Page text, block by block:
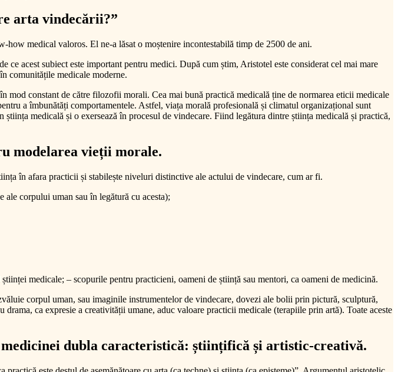
arta vindecării?”
medical valoros. El ne-a lăsat o moștenire incontestabilă timp de 2500 de ani.
acest subiect este important pentru medici. După cum știm, Aristotel este considerat cel mai mare
în comunitățile medicale moderne.
constant de către filozofii morali. Cea mai bună practică medicală ține de normarea eticii medicale
a îmbunătăți comportamentele. Astfel, viața morală profesională și climatul organizațional sunt
medicală și o exersează în procesul de vindecare. Fiind legătura dintre știința medicală și practică,
modelarea vieții morale.
în afara practicii și stabilește niveluri distinctive ale actului de vindecare, cum ar fi.
corpului uman sau în legătură cu acesta);
medicale; – scopurile pentru practicieni, oameni de știință sau mentori, ca oameni de medicină.
corpul uman, sau imaginile instrumentelor de vindecare, dovezi ale bolii prin pictură, sculptură,
ca expresie a creativității umane, aduc valoare practicii medicale (terapiile prin artă). Toate aceste
dubla caracteristică: științifică și artistic-creativă.